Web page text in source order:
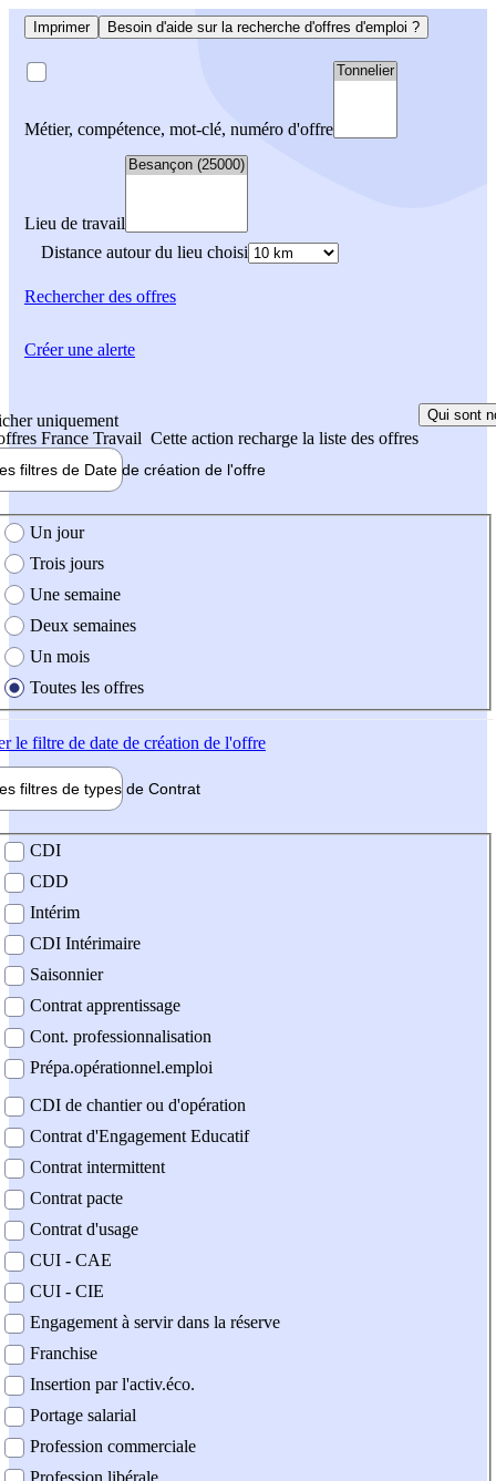
Imprimer Besoin d'aide sur la recherche d'offres d'emploi ?
Métier, compétence, mot-clé, numéro d'offre
Lieu de travail
Distance autour du lieu choisi
Rechercherdes offres
uniquement
France Travail Cette action recharge la liste des offres
Qui sont
filtres de Date de création de l'offre
création de l'offre
Un jour
Trois jours
Une semaine
Deux semaines
Un mois
Toutes les offres
le filtre de date de création de l'offre
filtres de types de Contrat
contrat
CDI
CDD
Intérim
CDI Intérimaire
Saisonnier
Contrat apprentissage
Cont. professionnalisation
Prépa.opérationnel.emploi
CDI de chantier ou d'opération
Contrat d'Engagement Educatif
Contrat intermittent
Contrat pacte
Contrat d'usage
CUI - CAE
CUI - CIE
Engagement à servir dans la réserve
Franchise
Insertion par l'activ.éco.
Portage salarial
Profession commerciale
Créer une alerte